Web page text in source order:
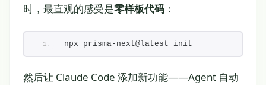
时，最直观的感受是零样板代码 ：
npx prisma-next@latest init
然后让 Claude Code 添加新功能——Agent 自动